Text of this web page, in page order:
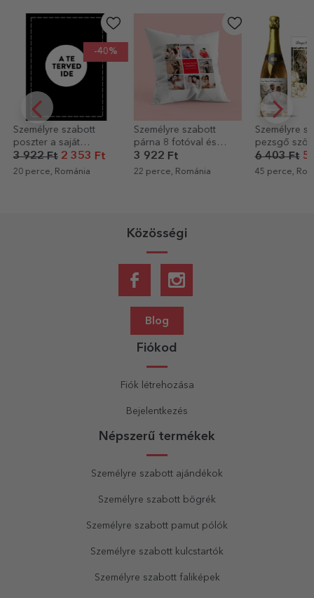
-40%
szabott
a saját
Ft2 353 Ft
Románia
Személyre szabott
párna 8 fotóval és
szöveggel
3 922 Ft
22 perce, Románia
-
Személyre szabott
pezsgő szöveggel
fotóval - Esküvői
üdvözlet
6 403 Ft5 122
45 perce, Románia
Közösségi
Blog
Fiókod
Fiók létrehozása
Bejelentkezés
Népszerű termékek
Személyre szabott ajándékok
Személyre szabott bögrék
Személyre szabott pamut pólók
Személyre szabott kulcstartók
Személyre szabott faliképek